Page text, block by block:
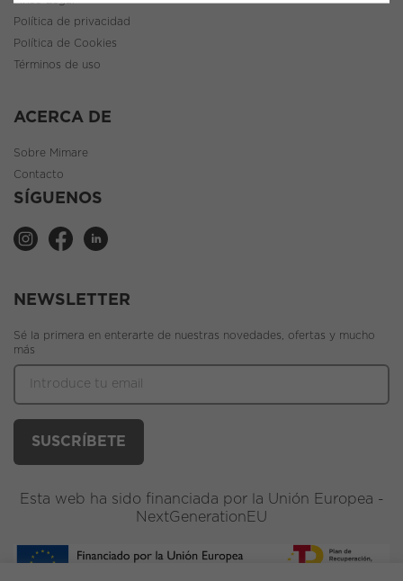
Política de privacidad
Política de Cookies
Términos de uso
ACERCA DE
Sobre Mimare
Contacto
SÍGUENOS
NEWSLETTER
Sé la primera en enterarte de nuestras novedades, ofertas y mucho
más
Esta web ha sido financiada por la Unión Europea -
NextGenerationEU